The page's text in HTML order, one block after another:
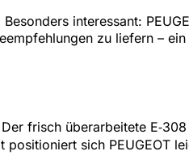
interessant:
zu liefern –
frisch überarbeitete
sich PEUGEOT